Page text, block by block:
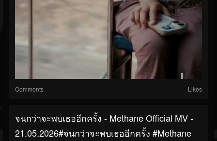
Comments Likes
จนกว่าจะพบเธออีกครั้ง - Methane Official MV -
21.05.2026#จนกว่าจะพบเธออีกครั้ง #Methane